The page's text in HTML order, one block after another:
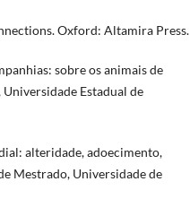
Oxford: Altamira Press.
sobre os animais de
Estadual de
alteridade, adoecimento,
Mestrado, Universidade de